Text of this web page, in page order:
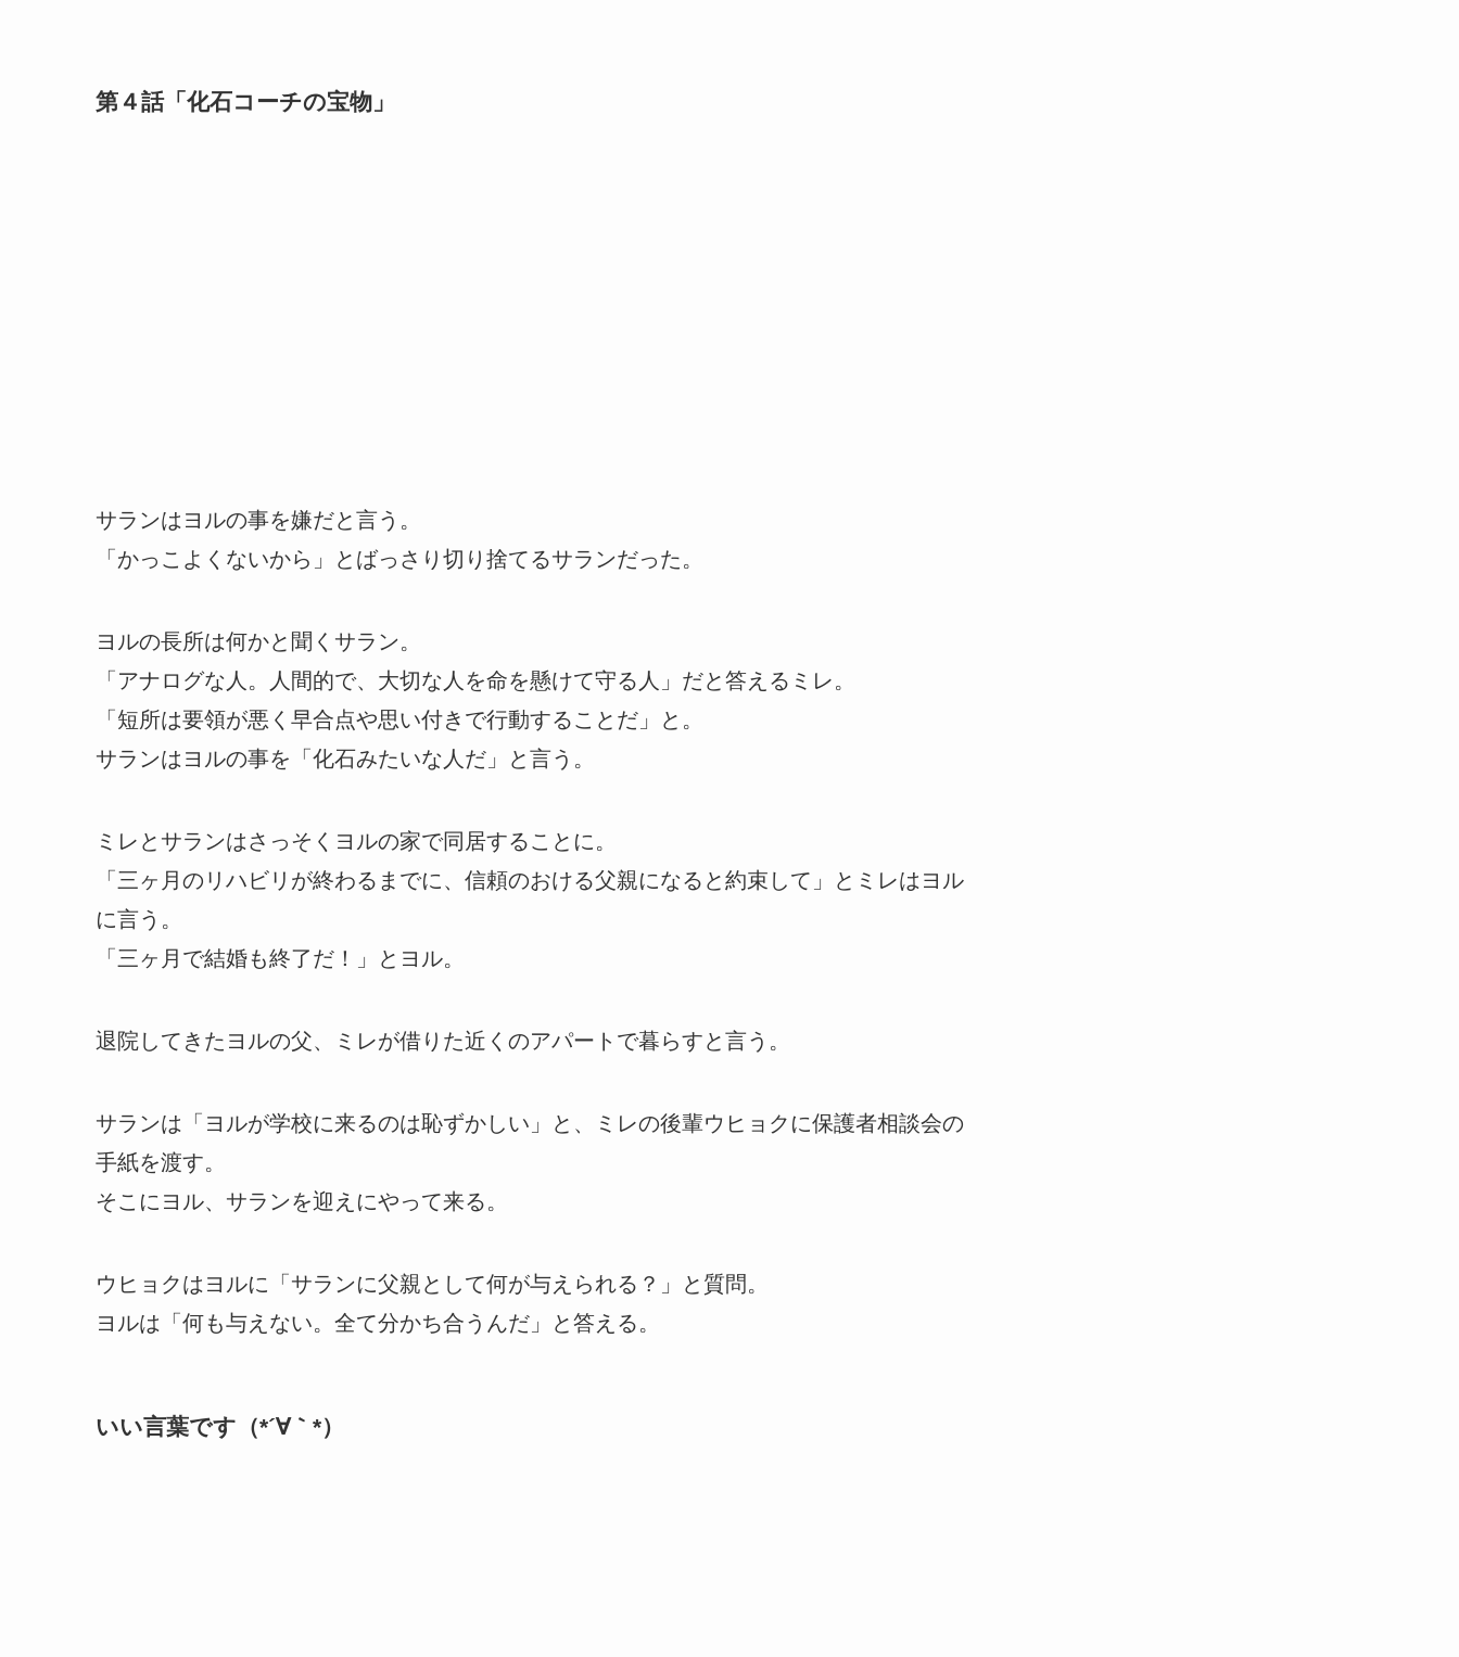
第４話「化石コーチの宝物」
サランはヨルの事を嫌だと言う。
「かっこよくないから」とばっさり切り捨てるサランだった。
ヨルの長所は何かと聞くサラン。
「アナログな人。人間的で、大切な人を命を懸けて守る人」だと答えるミレ。
「短所は要領が悪く早合点や思い付きで行動することだ」と。
サランはヨルの事を「化石みたいな人だ」と言う。
ミレとサランはさっそくヨルの家で同居することに。
「三ヶ月のリハビリが終わるまでに、信頼のおける父親になると約束して」とミレはヨル
に言う。
「三ヶ月で結婚も終了だ！」とヨル。
退院してきたヨルの父、ミレが借りた近くのアパートで暮らすと言う。
サランは「ヨルが学校に来るのは恥ずかしい」と、ミレの後輩ウヒョクに保護者相談会の
手紙を渡す。
そこにヨル、サランを迎えにやって来る。
ウヒョクはヨルに「サランに父親として何が与えられる？」と質問。
ヨルは「何も与えない。全て分かち合うんだ」と答える。
いい言葉です（*´∀｀*）